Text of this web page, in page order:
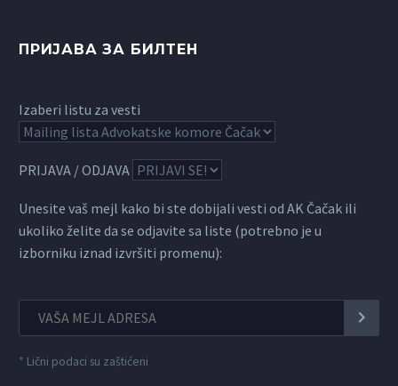
ПРИЈАВА ЗА БИЛТЕН
Izaberi listu za vesti
PRIJAVA / ODJAVA
Unesite vaš mejl kako bi ste dobijali vesti od AK Čačak ili
ukoliko želite da se odjavite sa liste (potrebno je u
izborniku iznad izvršiti promenu):
* Lični podaci su zaštićeni